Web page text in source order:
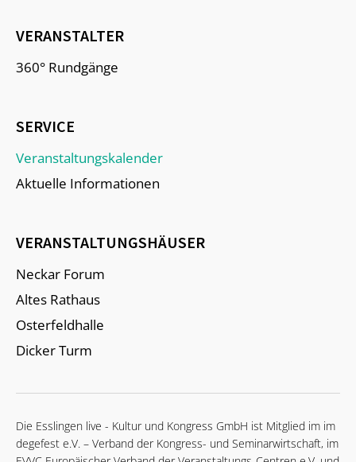
VERANSTALTER
360° Rundgänge
SERVICE
Veranstaltungskalender
Aktuelle Informationen
VERANSTALTUNGSHÄUSER
Neckar Forum
Altes Rathaus
Osterfeldhalle
Dicker Turm
Die Esslingen live - Kultur und Kongress GmbH ist Mitglied im im
degefest e.V. – Verband der Kongress- und Seminarwirtschaft, im